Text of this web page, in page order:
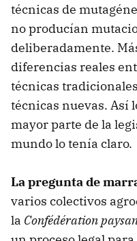
técnicas de
no producían
deliberadamente.
diferencias reales
técnicas
técnicas nuevas. Así
mayor parte de la
mundo lo tenía claro.
La pregunta de
varios colectivos
la Confédération